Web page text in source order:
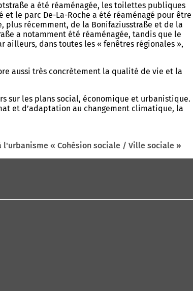
a été réaménagée, les toilettes publiques
le parc De-La-Roche a été réaménagé pour être
plus récemment, de la Bonifaziusstraße et de la
a notamment été réaménagée, tandis que le
ailleurs, dans toutes les « fenêtres régionales »,
aussi très concrètement la qualité de vie et la
sur les plans social, économique et urbanistique.
et d’adaptation au changement climatique, la
« Cohésion sociale / Ville sociale »